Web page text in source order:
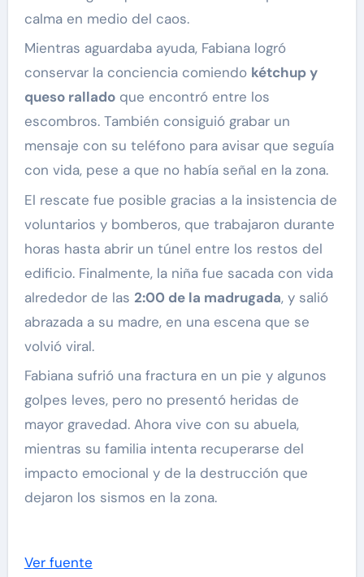
calma en medio del caos.
Mientras aguardaba ayuda, Fabiana logró
conservar la conciencia comiendo kétchup y
queso ralladoque encontró entre los
escombros. También consiguió grabar un
mensaje con su teléfono para avisar que seguía
con vida, pese a que no había señal en la zona.
El rescate fue posible gracias a la insistencia de
voluntarios y bomberos, que trabajaron durante
horas hasta abrir un túnel entre los restos del
edificio. Finalmente, la niña fue sacada con vida
alrededor de las 2:00 de la madrugada, y salió
abrazada a su madre, en una escena que se
volvió viral.
Fabiana sufrió una fractura en un pie y algunos
golpes leves, pero no presentó heridas de
mayor gravedad. Ahora vive con su abuela,
mientras su familia intenta recuperarse del
impacto emocional y de la destrucción que
dejaron los sismos en la zona.
Ver fuente